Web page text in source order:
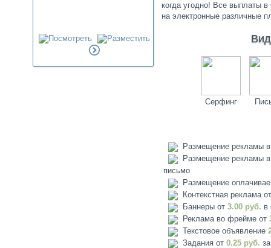
когда угодно! Все выплаты в
на электронные различные
Серфинг
Размещение рекламы в
Размещение рекламы в
письмо
Размещение
Контекстная реклама
Баннеры от 3.00 руб. в
Реклама во фрейме от
Текстовое объявление
Задания от 0.25 руб.